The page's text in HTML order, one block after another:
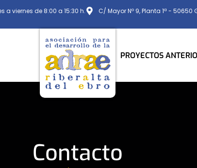
a viernes de 8:00 a 15:30 h. C/ Mayor Nº 9, Planta 1ª -
PROYECTOS
Contacto